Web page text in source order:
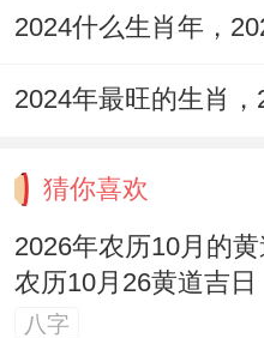
进还有进步！
夫妻之间必须得密切
两个人能够依据自己
自在领域 互相分工
得稳定还有幸福！
猜你喜欢
2026年农历10月的
农历10月26黄道吉日
八字